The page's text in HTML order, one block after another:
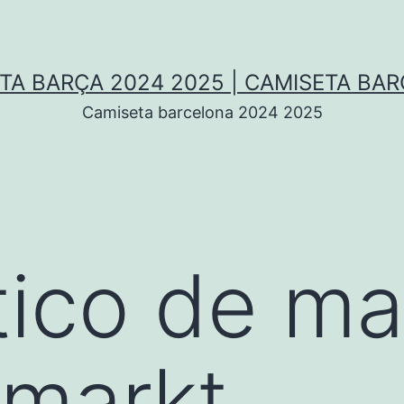
BARÇA 2024 2025 | CAMISETA
Camiseta barcelona 2024 2025
de